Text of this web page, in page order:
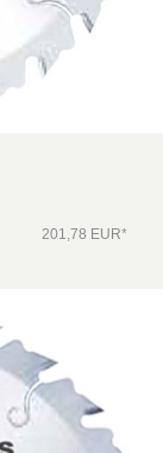
201,78 EUR*